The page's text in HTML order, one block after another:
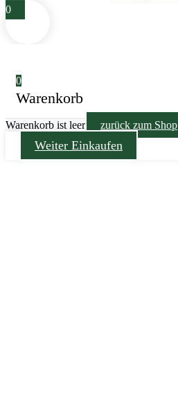
0
0
Warenkorb
Warenkorb ist leer zurück zum Shop
Weiter Einkaufen